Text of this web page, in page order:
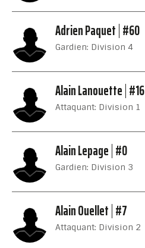
Adrien Paquet #60
Gardien: Division 4
Alain Lanouette #16
Attaquant: Division 1
Alain Lepage #0
Gardien: Division 3
Alain Ouellet #7
Attaquant: Division 2